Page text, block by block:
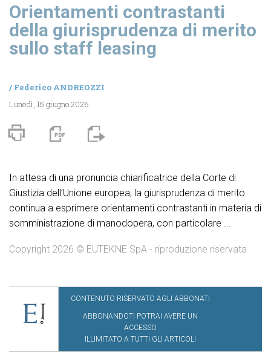
Orientamenti contrastanti
della giurisprudenza di merito
sullo staff leasing
/Federico ANDREOZZI
Lunedì, 15 giugno 2026
In attesa di una pronuncia chiarificatrice della Corte di
Giustizia dell’Unione europea, la giurisprudenza di merito
continua a esprimere orientamenti contrastanti in materia di
somministrazione di manodopera, con particolare ...
Copyright 2026 © EUTEKNE SpA - riproduzione riservata
CONTENUTO RISERVATO AGLI ABBONATI
ABBONANDOTI POTRAI AVERE UN
ACCESSO
ILLIMITATO A TUTTI GLI ARTICOLI